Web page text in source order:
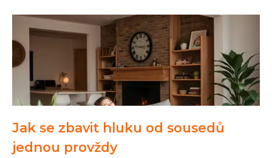
Jak se zbavit hluku od sousedů
jednou provždy